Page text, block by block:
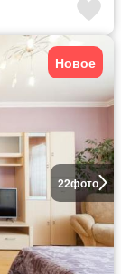
22фото
Новое